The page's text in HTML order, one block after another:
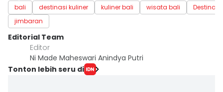
bali destinasi kuliner kuliner bali wisata bali
jimbaran
Editorial Team
Editor
Ni Made Maheswari Anindya Putri
Tonton lebih seru di